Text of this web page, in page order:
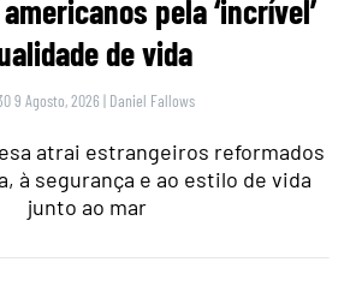
pela ‘incrível’
de vida
9 Agosto, 2026 | Daniel Fallows
atrai estrangeiros reformados
à segurança e ao estilo de vida
junto ao mar